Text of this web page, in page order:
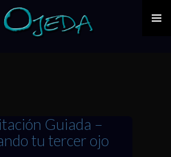
Guiada –
tu tercer ojo